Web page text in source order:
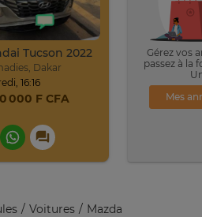
Tucson 2022
Dakar
16:16
000 F CFA
Gérez vos
passez à la
Mes
Voitures
Mazda